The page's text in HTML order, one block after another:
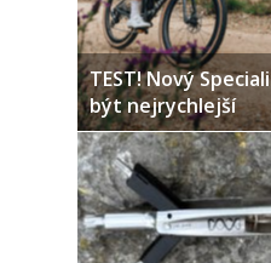
TEST! Nový
být nejrychlejší